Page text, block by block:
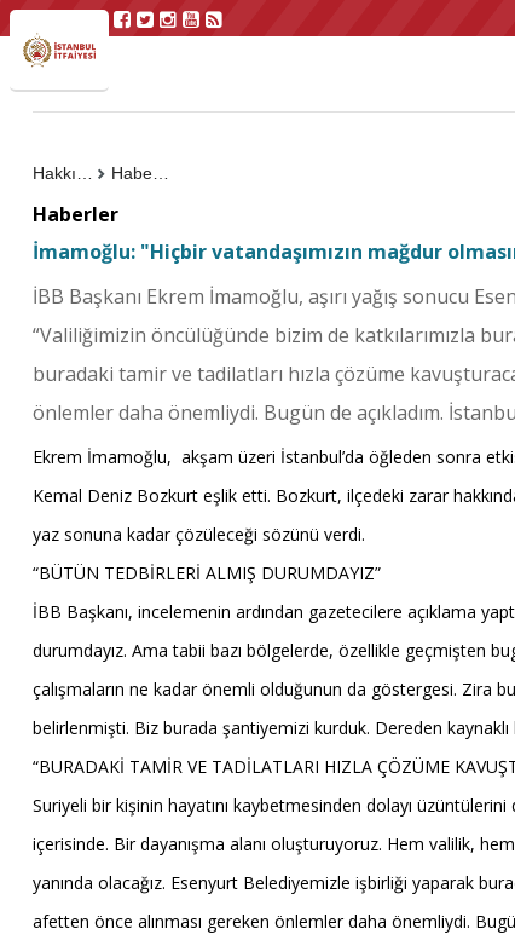
Haberler
Haberler
İmamoğlu: "Hiçbir vatandaşımızın mağdur
İBB Başkanı Ekrem İmamoğlu, aşırı yağış sonucu
“Valiliğimizin öncülüğünde bizim de katkılarımızla
buradaki tamir ve tadilatları hızla çözüme
önlemler daha önemliydi. Bugün de açıkladım.
Ekrem İmamoğlu, akşam üzeri İstanbul’da öğleden sonra
Kemal Deniz Bozkurt eşlik etti. Bozkurt, ilçedeki zarar
yaz sonuna kadar çözüleceği sözünü verdi.
“BÜTÜN TEDBİRLERİ ALMIŞ DURUMDAYIZ”
İBB Başkanı, incelemenin ardından gazetecilere açıklama
durumdayız. Ama tabii bazı bölgelerde, özellikle geçmişten
çalışmaların ne kadar önemli olduğunun da göstergesi. Zira
belirlenmişti. Biz burada şantiyemizi kurduk. Dereden kaynaklı
“BURADAKİ TAMİR VE TADİLATLARI HIZLA ÇÖZÜME
Suriyeli bir kişinin hayatını kaybetmesinden dolayı
içerisinde. Bir dayanışma alanı oluşturuyoruz. Hem valilik,
yanında olacağız. Esenyurt Belediyemizle işbirliği yaparak
afetten önce alınması gereken önlemler daha önemliydi.